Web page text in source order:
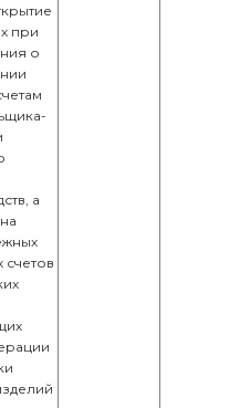
при
о
а
счетов